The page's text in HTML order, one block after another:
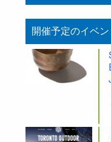
開催予定のイベン